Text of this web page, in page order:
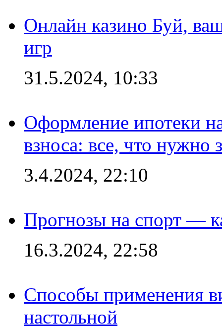
Онлайн казино Буй,
игр
31.5.2024, 10:33
Оформление ипотеки
взноса: все, что нужно
3.4.2024, 22:10
Прогнозы на спорт —
16.3.2024, 22:58
Способы применения
настольной